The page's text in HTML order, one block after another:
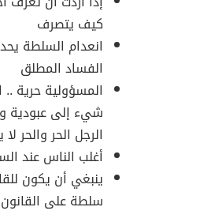
كيف يتصرف
انعدام السلطة
الفساد المطلق
المسؤولية حرية ..
شيء إلى عبودية
الرجل الحر والحر
أغلب الناس عند
ينبغي أن يكون
سلطة على